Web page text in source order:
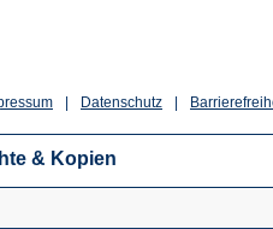
Datenschutz
& Kopien